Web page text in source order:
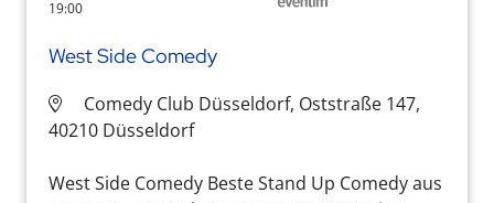
19:00
West Side Comedy
Comedy Club Düsseldorf, Oststraße 147,
40210 Düsseldorf
West Side Comedy Beste Stand Up Comedy aus